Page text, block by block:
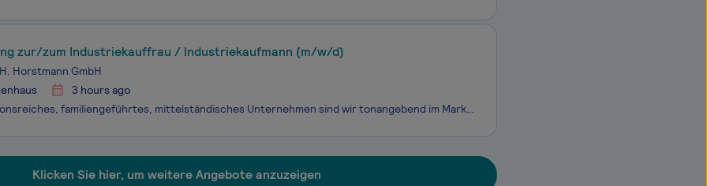
zur/zum Industriekauffrau / Industriekaufmann (m/w/d)
Horstmann GmbH
3 hours ago
Als traditionsreiches, familiengeführtes, mittelständisches Unternehmen sind wir tonangebend im Markt der Mittelspannungsversorgung und Systemanbieter für Energieversorger und Netzbetreiber. Der Name HORSTMANN ist ein weltweit bekanntes Markenzeichen und garantiert unseren Kunden höchste Qualität
Klicken Sie hier, um weitere Angebote anzuzeigen